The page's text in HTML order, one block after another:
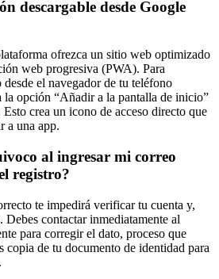
descargable desde Google
ofrezca un sitio web optimizado
web progresiva (PWA). Para
desde el navegador de tu teléfono
la opción “Añadir a la pantalla de inicio”
crea un icono de acceso directo que
a una app.
al ingresar mi correo
registro?
te impedirá verificar tu cuenta y,
contactar inmediatamente al
para corregir el dato, proceso que
copia de tu documento de identidad para